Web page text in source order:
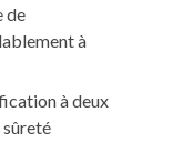
de
à
à deux